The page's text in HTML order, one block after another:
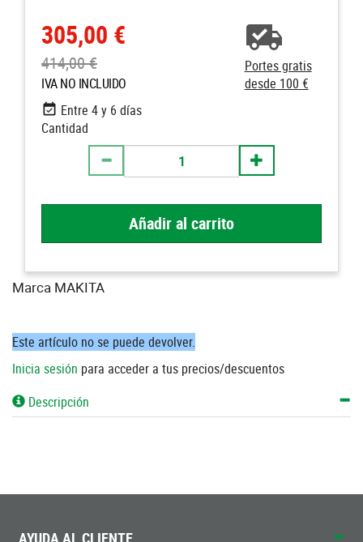
305,00 €
414,00 €
IVA NO INCLUIDO
Portes gratis
desde 100 €
Entre 4 y 6 días
Cantidad
Añadir al carrito
Marca MAKITA
Este artículo no se puede devolver.
Inicia sesión para acceder a tus precios/descuentos
Descripción
AYUDA AL CLIENTE